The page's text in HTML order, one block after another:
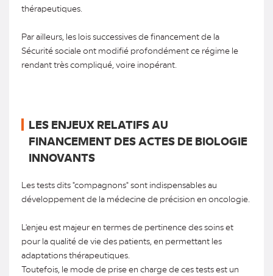
thérapeutiques.
Par ailleurs, les lois successives de financement de la
Sécurité sociale ont modifié profondément ce régime le
rendant très compliqué, voire inopérant.
LES ENJEUX RELATIFS AU
FINANCEMENT DES ACTES DE BIOLOGIE
INNOVANTS
Les tests dits "compagnons" sont indispensables au
développement de la médecine de précision en oncologie.
L'enjeu est majeur en termes de pertinence des soins et
pour la qualité de vie des patients, en permettant les
adaptations thérapeutiques.
Toutefois, le mode de prise en charge de ces tests est un